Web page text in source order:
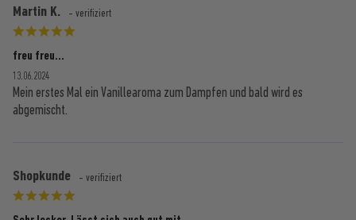
Martin K. - verifiziert
freu freu...
13.06.2024
Mein erstes Mal ein Vanillearoma zum Dampfen und bald wird es
abgemischt.
Shopkunde - verifiziert